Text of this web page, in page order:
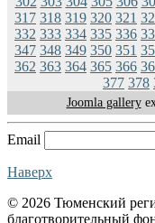
317 318 319 320 321
332 333 334 335 336
347 348 349 350 351
362 363 364 365 366
377 378
Joomla gallery
Email
Наверх
© 2026 Тюменский
благотворительный